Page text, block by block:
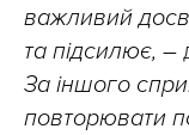
важливий
та підсилює, –
За іншого
повторювати